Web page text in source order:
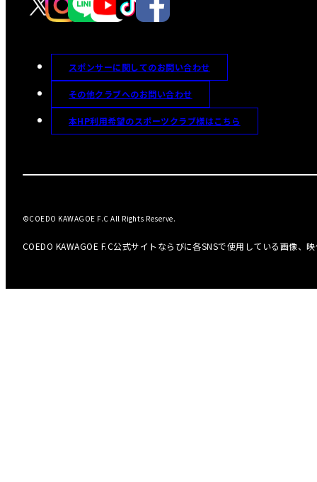
スポンサーに関してのお問い合わせ
その他クラブへのお問い合わせ
本HP利用希望のスポーツクラブ様はこちら
COEDO KAWAGOE F.C公式サイトならびに各SNSで使用している画像、
©COEDO KAWAGOE F.C All Rights Reserve.